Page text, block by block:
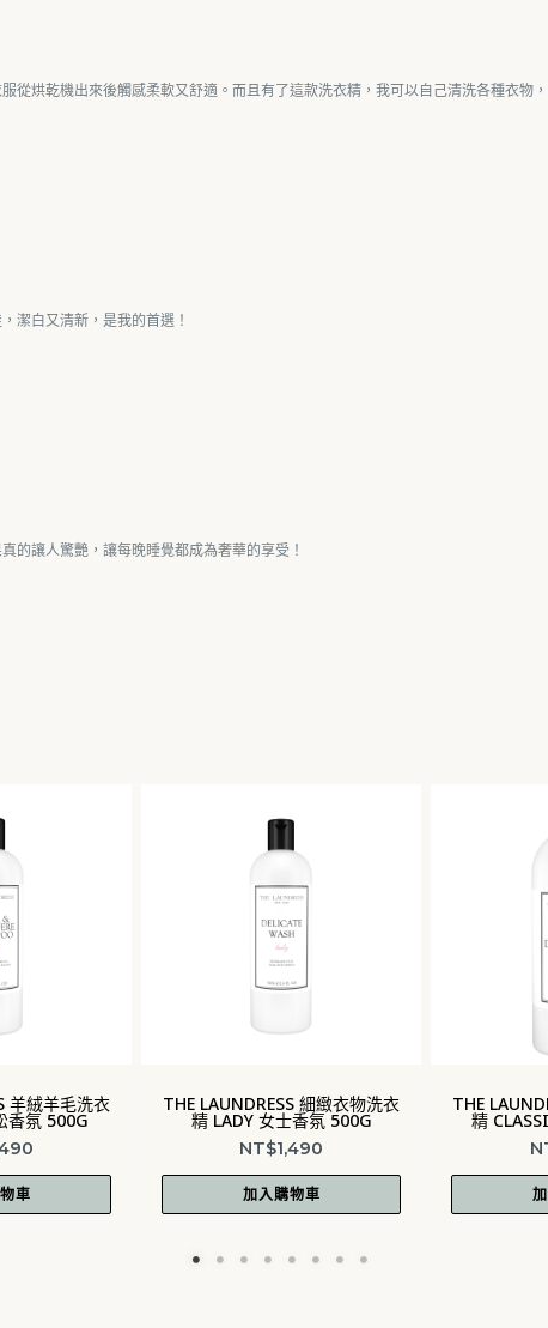
從烘乾機出來後觸感柔軟又舒適。而且有了這款洗衣精，我可以自己清洗各種衣物
潔白又清新，是我的首選！
的讓人驚艷，讓每晚睡覺都成為奢華的享受！
細緻衣物洗衣
士香氛 500G
1,490
物車
THE LAUNDRESS 白色衣物洗衣
精 CLASSIC 經典香氛 1KG
NT$1,590
加入購物車
THE
精